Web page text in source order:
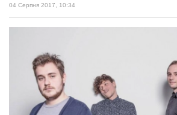
04 Серпня 2017, 10:34